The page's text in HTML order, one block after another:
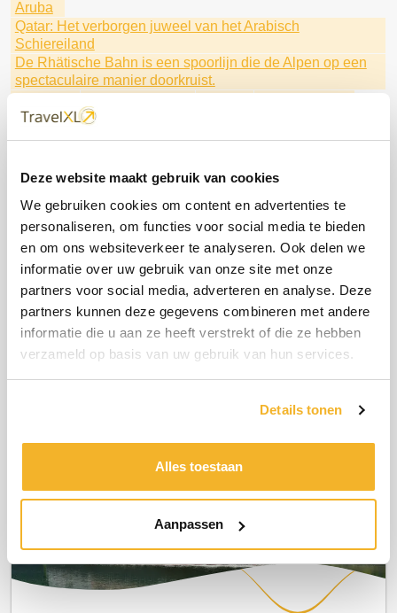
Deze website maakt gebruik van cookies
We gebruiken cookies om content en advertenties te
personaliseren, om functies voor social media te bieden
en om ons websiteverkeer te analyseren. Ook delen we
informatie over uw gebruik van onze site met onze
partners voor social media, adverteren en analyse. Deze
partners kunnen deze gegevens combineren met andere
informatie die u aan ze heeft verstrekt of die ze hebben
verzameld op basis van uw gebruik van hun services.
Details tonen
Alles toestaan
Aanpassen
Aruba
Qatar: Het verborgen juweel van het Arabisch
Schiereiland
De Rhätische Bahn is een spoorlijn die de Alpen op een
spectaculaire manier doorkruist.
Fly & Cruise Caribbean
Luxe winterse riviercruises
met TUI Cruises
Kaapverdië
Buro Scanbrit
Litouwen
HAL Bijzondere natuur
FOX Reizen
lalala
fox
Ga mee met Fox Reizen
Ontdek Fox Reizen
Scenic & Emerald Cruises
Disneyland® Paris
Het beste aanbod van deze week
Profiteer van uitzonderlijke tarieven
de wereld rond
Hapag Lloyd Cruises
Special Traffic
Norwegian Cruise Line
Dit zijn je rechten.
Barcelona
Stedentrip
Oceania Cruises
Regent Seven Seas
Stedentrip Marrakesh
Japan